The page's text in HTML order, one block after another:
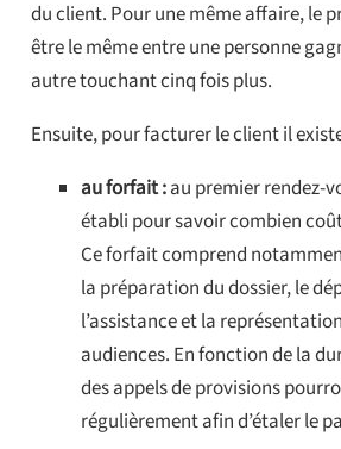
du client. Pour une même affaire, le
être le même entre une personne
autre touchant cinq fois plus.
Ensuite, pour facturer le client il
au forfait :au premier rendez-
établi pour savoir combien
Ce forfait comprend
la préparation du dossier, le
l’assistance et la
audiences. En fonction de la
des appels de provisions
régulièrement afin d’étaler le